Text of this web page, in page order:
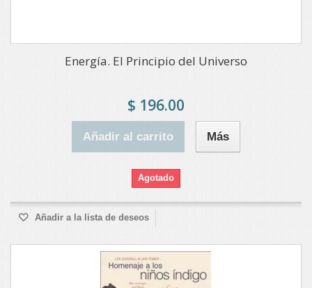
Energía. El Principio del Universo
$ 196.00
Añadir al carrito Más
Agotado
Añadir a la lista de deseos